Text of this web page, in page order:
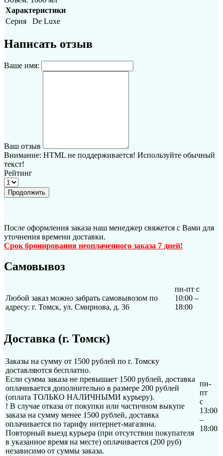
Характеристики
Серия
De Luxe
Написать отзыв
Ваше имя:
Ваш отзыв
Внимание: HTML не поддерживается! Используйте обычный
текст!
Рейтинг
Продолжить
После оформления заказа наш менеджер свяжется с Вами для
уточнения времени доставки.
Срок бронирования неоплаченного заказа 7 дней!
Самовывоз
Любой заказ можно забрать самовывозом по
адресу: г. Томск, ул. Смирнова, д. 36
пн-пт с
10:00 –
18:00
Доставка (г. Томск)
Заказы на сумму от 1500 рублей по г. Томску
доставляются бесплатно.
Если сумма заказа не превышает 1500 рублей, доставка
оплачивается дополнительно в размере 200 рублей
(оплата ТОЛЬКО НАЛИЧНЫМИ курьеру).
! В случае отказа от покупки или частичном выкупе
заказа на сумму менее 1500 рублей, доставка
оплачивается по тарифу интернет-магазина.
Повторный выезд курьера (при отсутствии покупателя
в указанное время на месте) оплачивается (200 руб)
независимо от суммы заказа.
пн-
пт
с
13:00
–
18:00